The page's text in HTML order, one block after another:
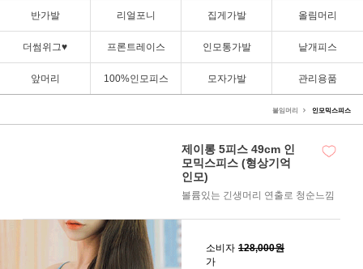
반가발 리얼포니 집게가발 올림머리
더썸위그♥ 프론트레이스 인모통가발 낱개피스
앞머리 100%인모피스 모자가발 관리용품
붙임머리 인모믹스피스
제이롱 5피스 49cm 인
모믹스피스 (형상기억
인모)
볼륨있는 긴생머리 연출로 청순느낌
소비자
가
128,000원